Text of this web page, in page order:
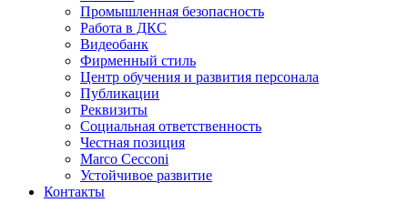
Промышленная безопасность
Работа в ДКС
Видеобанк
Фирменный стиль
Центр обучения и развития персонала
Публикации
Реквизиты
Социальная ответственность
Честная позиция
Marco Cecconi
Устойчивое развитие
Контакты